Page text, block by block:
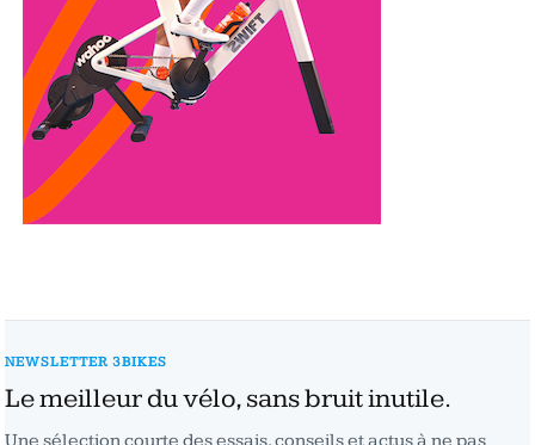
NEWSLETTER 3BIKES
Le meilleur du vélo, sans bruit inutile.